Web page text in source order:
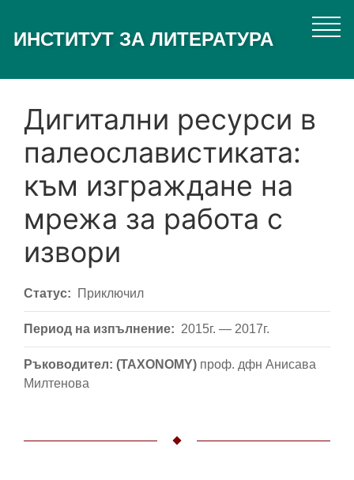
основното
ИНСТИТУТ ЗА ЛИТЕРАТУРА
Дигитални ресурси в
палеославистиката:
към изграждане на
мрежа за работа с
извори
Статус Приключил
Период на изпълнение 2015г. — 2017г.
Ръководител: (TAXONOMY) проф. дфн Анисава
Милтенова